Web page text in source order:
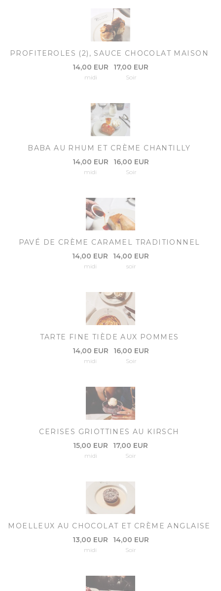
PROFITEROLES (2), SAUCE CHOCOLAT MAISON
14,00 EUR
midi
17,00 EUR
Soir
BABA AU RHUM ET CRÈME CHANTILLY
14,00 EUR
midi
16,00 EUR
Soir
PAVÉ DE CRÈME CARAMEL TRADITIONNEL
14,00 EUR
midi
14,00 EUR
soir
TARTE FINE TIÈDE AUX POMMES
14,00 EUR
midi
16,00 EUR
Soir
CERISES GRIOTTINES AU KIRSCH
15,00 EUR
midi
17,00 EUR
Soir
MOELLEUX AU CHOCOLAT ET CRÈME ANGLAISE
13,00 EUR
midi
14,00 EUR
Soir